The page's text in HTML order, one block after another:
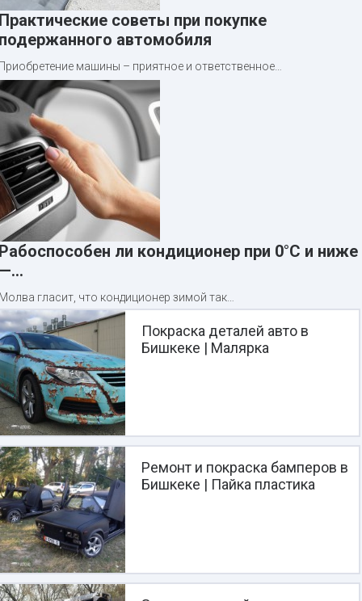
советы при покупке
автомобиля
машины – приятное и ответственное…
ли кондиционер при 0°C и ниже
гласит, что кондиционер зимой так…
Покраска деталей авто в
Бишкеке | Малярка
Ремонт и покраска бамперов в
Бишкеке | Пайка пластика